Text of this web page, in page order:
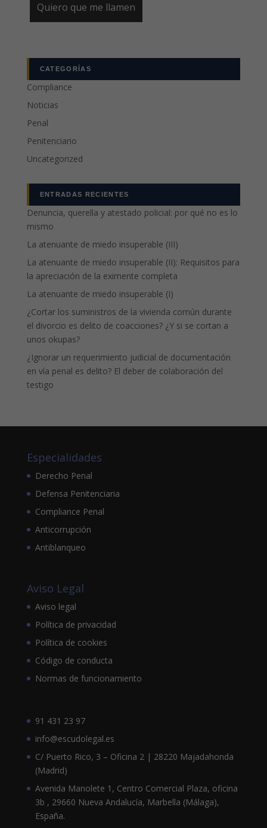
CATEGORÍAS
Compliance
Noticias
Penal
Penitenciario
Uncategorized
ENTRADAS RECIENTES
Denuncia, querella y atestado policial: por qué no es lo
mismo
La atenuante de miedo insuperable (III)
La atenuante de miedo insuperable (II): Requisitos para
la apreciación de la eximente completa
La atenuante de miedo insuperable (I)
¿Cortar los suministros de la vivienda común durante
el divorcio es delito de coacciones? ¿Y si se cortan a
unos okupas?
¿Ignorar un requerimiento judicial de documentación
en vía penal es delito? El deber de colaboración del
testigo
Especialidades
Derecho Penal
Defensa Penitenciaria
Compliance Penal
Anticorrupción
Antiblanqueo
Aviso Legal
Aviso legal
Política de privacidad
Política de cookies
Código de conducta
Normas de funcionamiento
91 431 23 97
info@escudolegal.es
C/ Puerto Rico, 3 – Oficina 2 | 28220 Majadahonda
(Madrid)
Avenida Manolete 1, Centro Comercial Plaza, oficina
3b , 29660 Nueva Andalucía, Marbella (Málaga),
España.